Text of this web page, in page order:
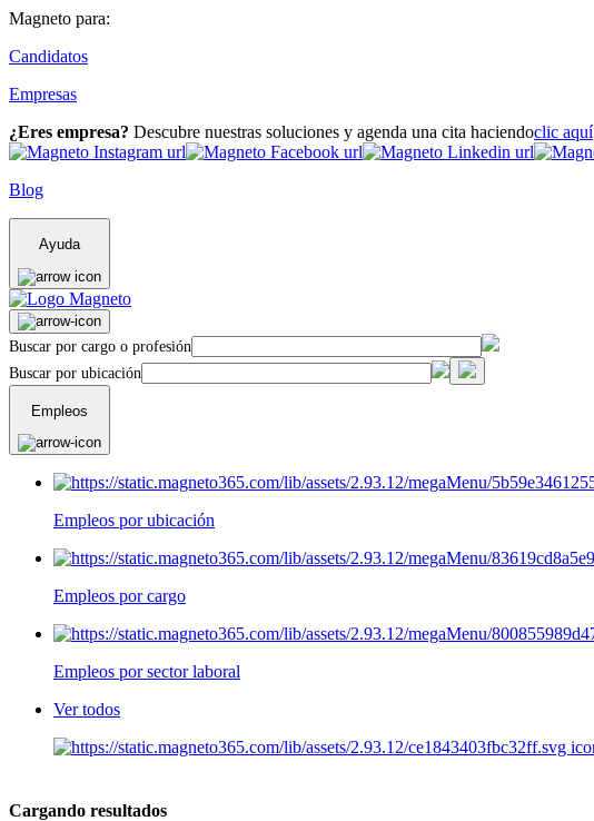
Magneto para:
Candidatos
Empresas
¿Eres empresa? Descubre nuestras soluciones y agenda una cita haciendoclic aquí
Blog
Ayuda
Buscar por cargo o profesión
Buscar por ubicación
Empleos
Empleos por ubicación
Empleos por cargo
Empleos por sector laboral
Ver todos
Cargando resultados